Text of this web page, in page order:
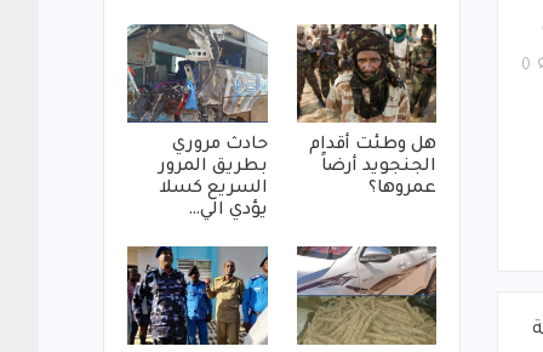
هل وطئت أقدام
الجنجويد أرضاً
عمروها؟
حادث مروري
بطريق المرور
السريع كسلا
يؤدي الي…